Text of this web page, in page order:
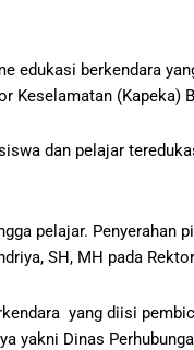
edukasi berkendara
Keselamatan (Kapeka)
dan pelajar
pelajar. Penyerahan
SH, MH pada
yang diisi
yakni Dinas